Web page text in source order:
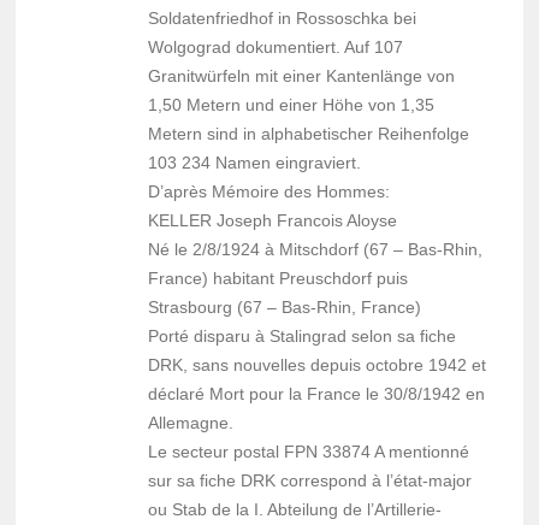
Soldatenfriedhof in Rossoschka bei
Wolgograd dokumentiert. Auf 107
Granitwürfeln mit einer Kantenlänge von
1,50 Metern und einer Höhe von 1,35
Metern sind in alphabetischer Reihenfolge
103 234 Namen eingraviert.
D’après Mémoire des Hommes:
KELLER Joseph Francois Aloyse
Né le 2/8/1924 à Mitschdorf (67 – Bas-Rhin,
France) habitant Preuschdorf puis
Strasbourg (67 – Bas-Rhin, France)
Porté disparu à Stalingrad selon sa fiche
DRK, sans nouvelles depuis octobre 1942 et
déclaré Mort pour la France le 30/8/1942 en
Allemagne.
Le secteur postal FPN 33874 A mentionné
sur sa fiche DRK correspond à l’état-major
ou Stab de la I. Abteilung de l’Artillerie-